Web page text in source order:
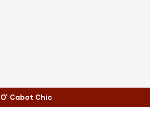
O' Cabot Chic